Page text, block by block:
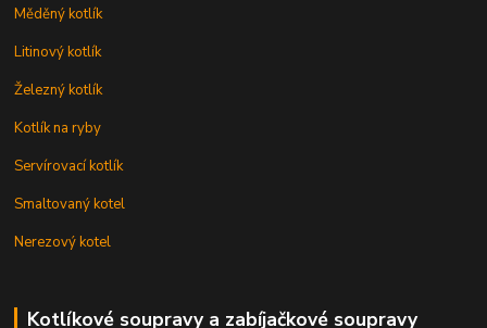
Měděný kotlík
Litinový kotlík
Železný kotlík
Kotlík na ryby
Servírovací kotlík
Smaltovaný kotel
Nerezový kotel
Kotlíkové soupravy a zabíjačkové soupravy